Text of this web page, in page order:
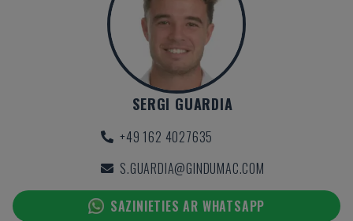
SERGI GUARDIA
+49 162 4027635
S.GUARDIA@GINDUMAC.COM
SAZINIETIES AR WHATSAPP